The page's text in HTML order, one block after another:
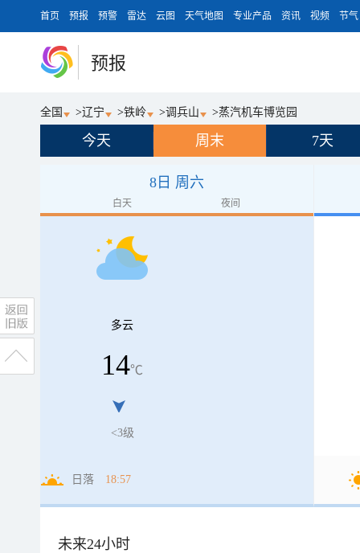
首页 预报 预警 雷达 云图 天气地图 专业产品 资讯 视频 节气
预报
全国 >辽宁 >铁岭 >调兵山 >蒸汽机车博览园
今天 周末 7天
8日 周六
白天 夜间
多云
14℃
<3级
日落 18:57
未来24小时